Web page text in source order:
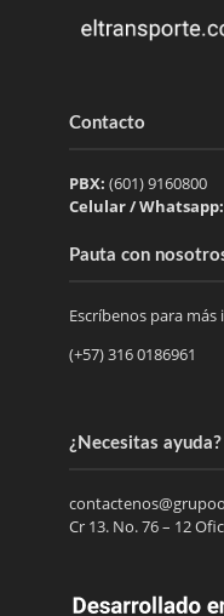
Contacto
PBX: (601) 9160800
Celular / Whatsapp:
Pauta con
Escríbenos para
(+57) 316 0186961
¿Necesitas ayuda?
Cr 13. No. 76 – 12